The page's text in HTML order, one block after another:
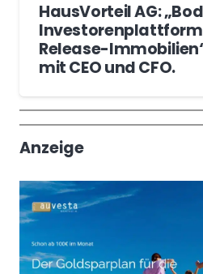
HausVorteil AG:
Release-
mit CEO und CFO.
Trendthemen
Anzeige